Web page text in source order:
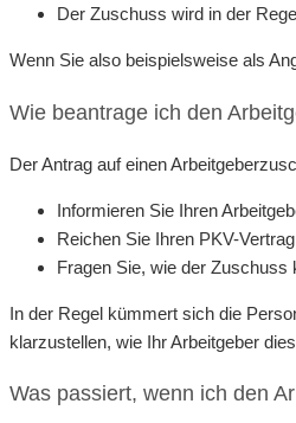
Der Zuschuss wird in der
Wenn Sie also beispielsweise als
Wie beantrage ich den
Der Antrag auf einen
Informieren Sie Ihren
Reichen Sie Ihren PKV-
Fragen Sie, wie der Zuschuss
In der Regel kümmert sich die
klarzustellen, wie Ihr Arbeitgeber
Was passiert, wenn ich den